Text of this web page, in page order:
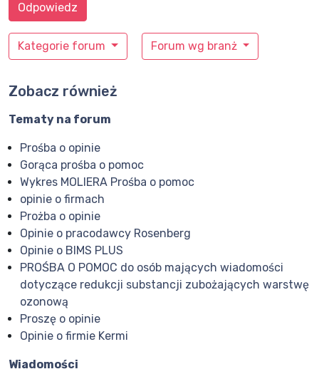
Kategorie forum Forum wg branż
Odpowiedz
Zobacz również
Tematy na forum
Prośba o opinie
Gorąca prośba o pomoc
Wykres MOLIERA Prośba o pomoc
opinie o firmach
Prożba o opinie
Opinie o pracodawcy Rosenberg
Opinie o BIMS PLUS
PROŚBA O POMOC do osób mających wiadomości
dotyczące redukcji substancji zubożających warstwę
ozonową
Proszę o opinie
Opinie o firmie Kermi
Wiadomości